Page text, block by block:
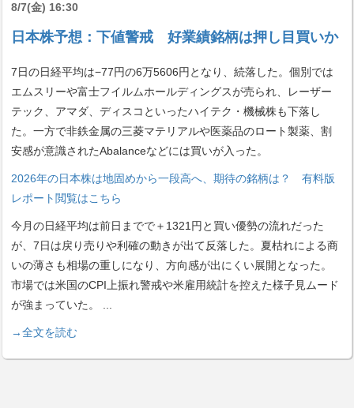
8/7(金) 16:30
日本株予想：下値警戒 好業績銘柄は押し目買いか
7日の日経平均は−77円の6万5606円となり、続落した。個別では
エムスリーや富士フイルムホールディングスが売られ、レーザー
テック、アマダ、ディスコといったハイテク・機械株も下落し
た。一方で非鉄金属の三菱マテリアルや医薬品のロート製薬、割
安感が意識されたAbalanceなどには買いが入った。
2026年の日本株は地固めから一段高へ、期待の銘柄は？ 有料版
レポート閲覧はこちら
今月の日経平均は前日までで＋1321円と買い優勢の流れだった
が、7日は戻り売りや利確の動きが出て反落した。夏枯れによる商
いの薄さも相場の重しになり、方向感が出にくい展開となった。
市場では米国のCPI上振れ警戒や米雇用統計を控えた様子見ムード
が強まっていた。
→全文を読む